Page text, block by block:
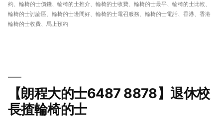
約、 輪椅的士價錢、 輪椅的士推介、 輪椅的士收費、 輪椅的士最平、 輪椅的士比較、
輪椅的士討論區、 輪椅的士邊間好、 輪椅的士電召服務、 輪椅的士電話、 香港、 香港
輪椅的士收費、 馬上預約
【朗程大的士6487 8878】退休校
長揸輪椅的士